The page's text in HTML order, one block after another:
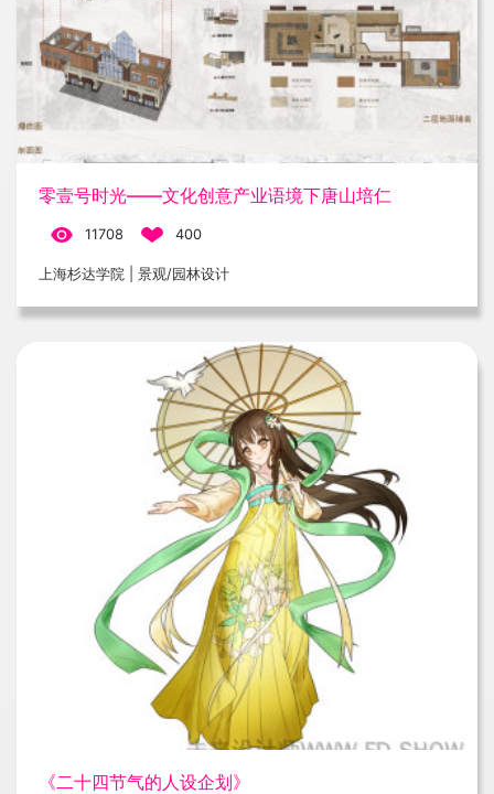
零壹号时光——文化创意产业语境下唐山培仁
11708 400
上海杉达学院 | 景观/园林设计
《二十四节气的人设企划》